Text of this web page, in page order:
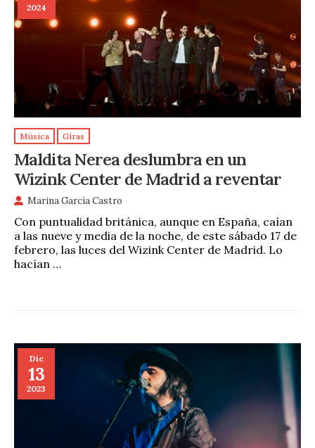
2024
Música Giras
Maldita Nerea deslumbra en un
Wizink Center de Madrid a reventar
Marina García Castro
Con puntualidad británica, aunque en España, caían
a las nueve y media de la noche, de este sábado 17 de
febrero, las luces del Wizink Center de Madrid. Lo
hacían …
Dic
13
2023